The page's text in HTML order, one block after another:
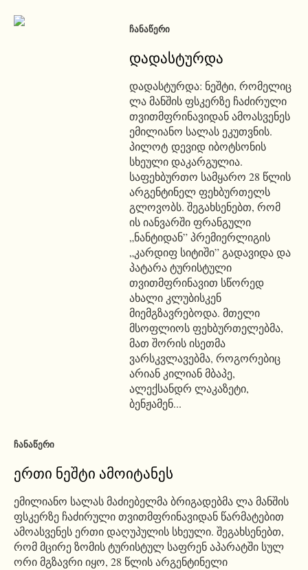
ᲩᲐᲜᲐᲬᲔᲠᲘ
დადასტურდა
დადასტურდა: ნეშტი, რომელიც
ლა მანშის ფსკერზე ჩაძირული
თვითმფრინავიდან ამოასვენეს
ემილიანო სალას ეკუთვნის.
პილოტ დევიდ იბოტსონის
სხეული დაკარგულია.
საფეხბურთო სამყარო 28 წლის
არგენტინელ ფეხბურთელს
გლოვობს. შეგახსენებთ, რომ
ის იანვარში ფრანგული
„ნანტიდან” პრემიერლიგის
„კარდიფ სიტიში” გადავიდა და
პატარა ტურისტული
თვითმფრინავით სწორედ
ახალი კლუბისკენ
მიემგზავრებოდა. მთელი
მსოფლიოს ფეხბურთელებმა,
მათ შორის ისეთმა
ვარსკვლავებმა, როგორებიც
არიან კილიან მბაპე,
ალექსანდრ ლაკაზეტი,
ბენჟამენ...
ᲩᲐᲜᲐᲬᲔᲠᲘ
ერთი ნეშტი ამოიტანეს
ემილიანო სალას მაძიებელმა ბრიგადებმა ლა მანშის
ფსკერზე ჩაძირული თვითმფრინავიდან წარმატებით
ამოასვენეს ერთი დაღუპულის სხეული. შეგახსენებთ,
რომ მცირე ზომის ტურისტულ საფრენ აპარატში სულ
ორი მგზავრი იყო, 28 წლის არგენტინელი